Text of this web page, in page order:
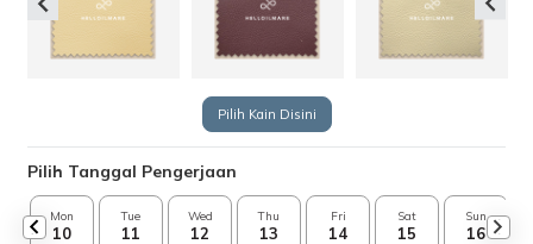
Pilih Kain Disini
Pilih Tanggal Pengerjaan
Mon
10
Tue
11
Wed
12
Thu
13
Fri
14
Sat
15
Sun
16